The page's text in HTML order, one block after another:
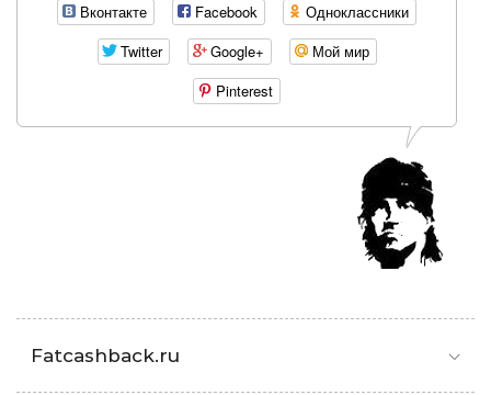
Вконтакте Facebook
Одноклассники
Twitter
Google+
Мой мир
Pinterest
Fatcashback.ru